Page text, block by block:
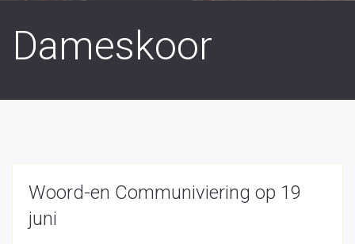
Dameskoor
Woord-en Communiviering op 19
juni